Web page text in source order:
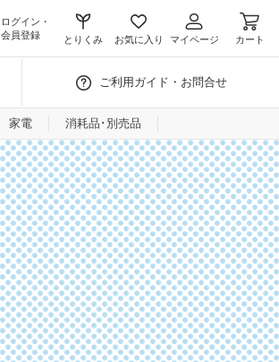
ログイン・
会員登録
とりくみ お気に入り マイページ カート
ご利用ガイド・お問合せ
家電 消耗品･別売品